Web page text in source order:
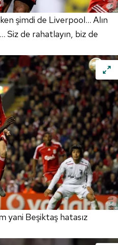
şimdi de Liverpool... Alın
Siz de rahatlayın, biz de
yani Beşiktaş hatasız